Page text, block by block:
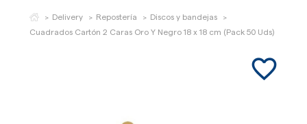
Delivery Repostería
Discos y bandejas
Cuadrados Cartón 2 Caras Oro Y Negro 18 x 18 cm (Pack 50 Uds)
favorite_border